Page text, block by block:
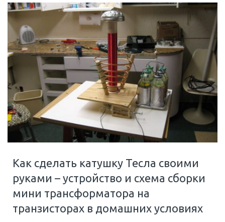
Как сделать катушку Тесла своими
руками – устройство и схема сборки
мини трансформатора на
транзисторах в домашних условиях